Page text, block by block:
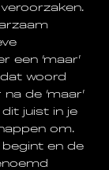
een ‘maar’
woord
de ‘maar’
juist in je
om.
en de